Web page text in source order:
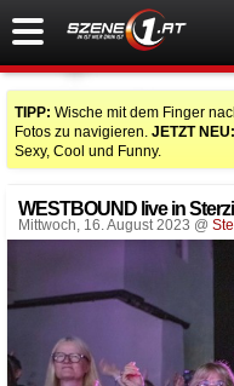
TIPP: Wische mit dem Finger
Fotos zu navigieren. JETZT NEU:
Sexy, Cool und Funny.
Mittwoch, 16. August 2023 @